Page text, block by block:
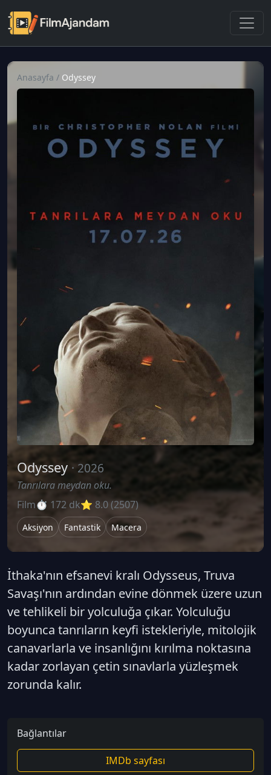
Anasayfa / Odyssey
Odyssey · 2026
Tanrılara meydan oku.
Film⏱ 172 dk⭐ 8.0 (2507)
Aksiyon Fantastik Macera
İthaka'nın efsanevi kralı Odysseus, Truva
Savaşı'nın ardından evine dönmek üzere uzun
ve tehlikeli bir yolculuğa çıkar. Yolculuğu
boyunca tanrıların keyfi istekleriyle, mitolojik
canavarlarla ve insanlığını kırılma noktasına
kadar zorlayan çetin sınavlarla yüzleşmek
zorunda kalır.
Bağlantılar
IMDb sayfası